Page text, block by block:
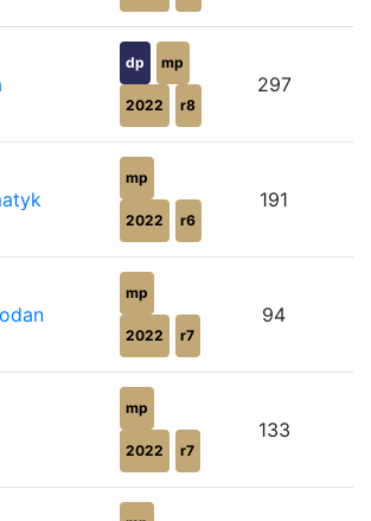
dp mp
2022 r8
297
mp
2022 r6
191
mp
2022 r7
94
mp
2022 r7
133